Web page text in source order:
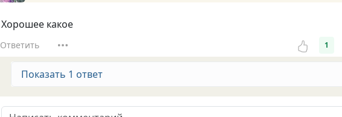
Хорошее какое
Ответить 1
Показать 1 ответ